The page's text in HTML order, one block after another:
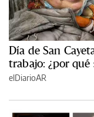
Día de San
trabajo: ¿por qué
elDiarioAR